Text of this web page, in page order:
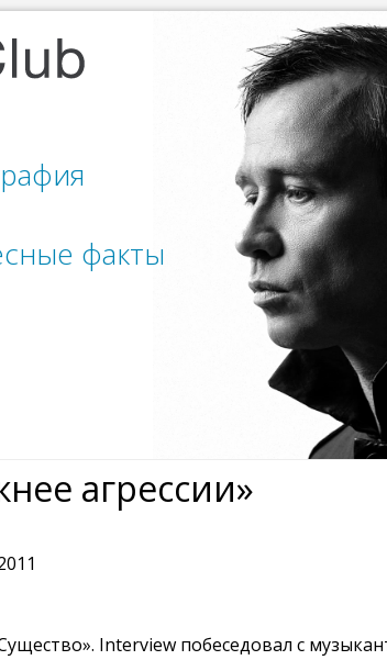
факты
агрессии»
Interview побеседовал с